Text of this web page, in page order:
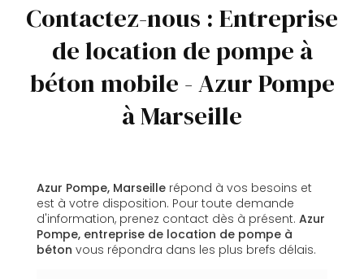
Contactez-nous : Entreprise
de location de pompe à
béton mobile - Azur Pompe
à Marseille
Azur Pompe, Marseille répond à vos besoins et
est à votre disposition. Pour toute demande
d'information, prenez contact dès à présent. Azur
Pompe, entreprise de location de pompe à
béton vous répondra dans les plus brefs délais.